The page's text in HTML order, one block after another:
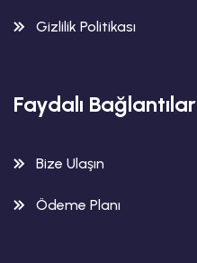
Gizlilik Politikası
Faydalı Bağlantılar
Bize Ulaşın
Ödeme Planı